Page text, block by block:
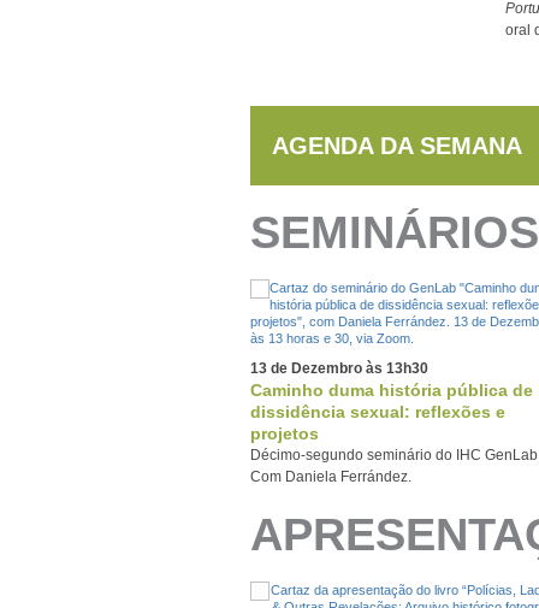
oral
AGENDA DA SEMANA
SEMINÁRIOS
13 de Dezembro às 13h30
Caminho duma história pública de
dissidência sexual: reflexões e
projetos
Décimo-segundo seminário do IHC
Com Daniela Ferrández.